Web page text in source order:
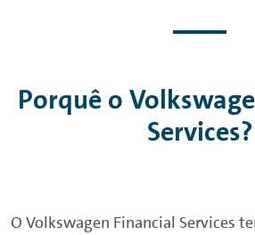
Porquê o
Services?
O Volkswagen Financial Services